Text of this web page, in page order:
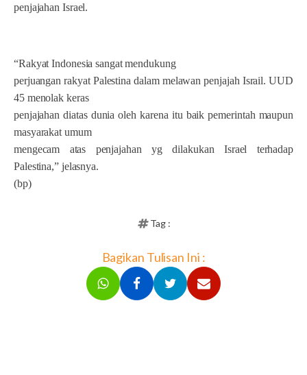
penjajahan Israel.
“Rakyat Indonesia sangat mendukung
perjuangan rakyat Palestina dalam melawan penjajah Israil. UUD
45 menolak keras
penjajahan diatas dunia oleh karena itu baik pemerintah maupun
masyarakat umum
mengecam atas penjajahan yg dilakukan Israel terhadap
Palestina,” jelasnya.
(bp)
Tag :
Bagikan Tulisan Ini :